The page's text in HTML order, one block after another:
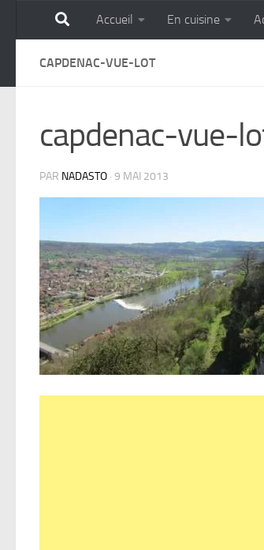
Skip to content
GOURMANDISE
Accueil En cuisine
CAPDENAC-VUE-LOT
capdenac-vue-
PAR NADASTO · 9 MAI 2013